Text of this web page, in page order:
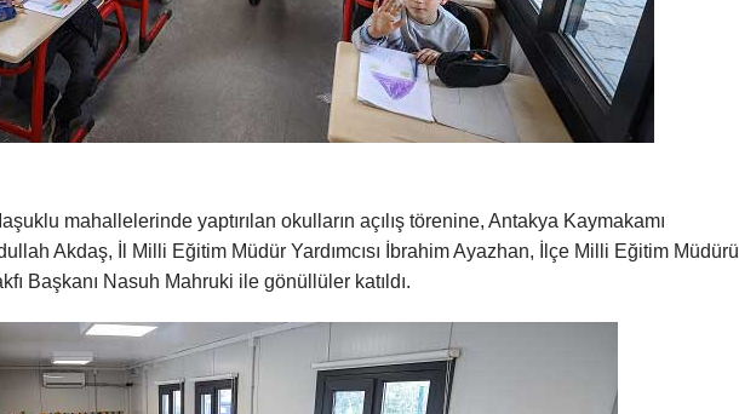
mahallelerinde yaptırılan okulların açılış törenine, Antakya Kaymakamı
Akdaş, İl Milli Eğitim Müdür Yardımcısı İbrahim Ayazhan, İlçe Milli Eğitim Müdürü
Başkanı Nasuh Mahruki ile gönüllüler katıldı.